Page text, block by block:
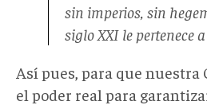
sin imperios, sin
siglo XXI le pertenece
Así pues, para que nuestra
el poder real para